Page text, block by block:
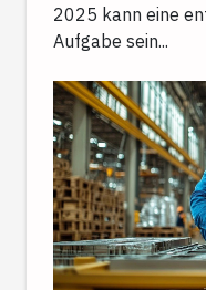
2025 kann eine
Aufgabe sein...